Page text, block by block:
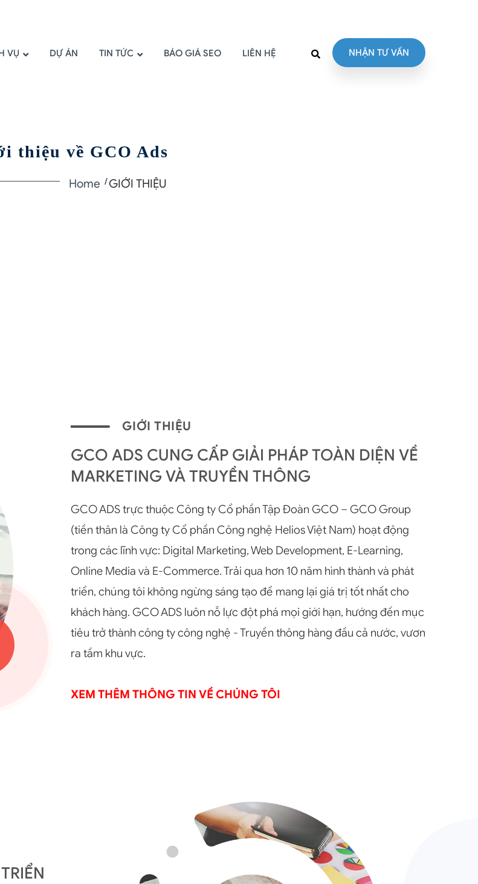
VỤ DỰ ÁN TIN TỨC BÁO GIÁ SEO LIÊN HỆ NHẬN TƯ VẤN
thiệu về GCO Ads
Home
GIỚI THIỆU
GIỚI THIỆU
GCO ADS CUNG CẤP GIẢI PHÁP TOÀN DIỆN VỀ
MARKETING VÀ TRUYỀN THÔNG
GCO ADS trực thuộc Công ty Cổ phần Tập Đoàn GCO – GCO Group
(tiền thân là Công ty Cổ phần Công nghệ Helios Việt Nam) hoạt động
trong các lĩnh vực: Digital Marketing, Web Development, E-Learning,
Online Media và E-Commerce. Trải qua hơn 10 năm hình thành và phát
triển, chúng tôi không ngừng sáng tạo để mang lại giá trị tốt nhất cho
khách hàng. GCO ADS luôn nỗ lực đột phá mọi giới hạn, hướng đến mục
tiêu trở thành công ty công nghệ - Truyền thông hàng đầu cả nước, vươn
ra tầm khu vực.
XEM THÊM THÔNG TIN VỀ CHÚNG TÔI